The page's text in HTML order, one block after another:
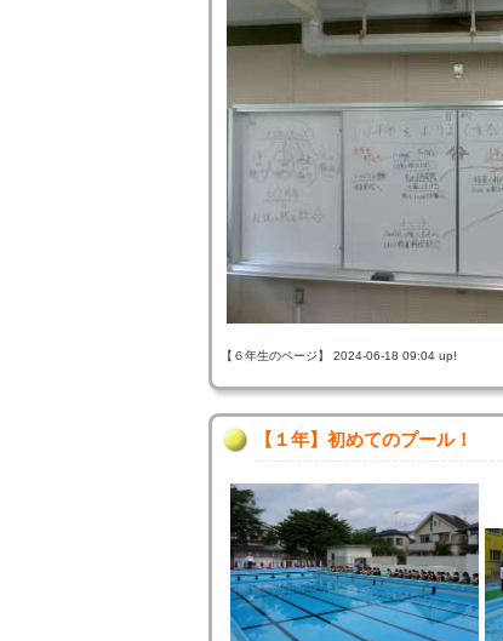
【６年生のページ】 2024-06-18 09:04 up!
【１年】初めてのプール！